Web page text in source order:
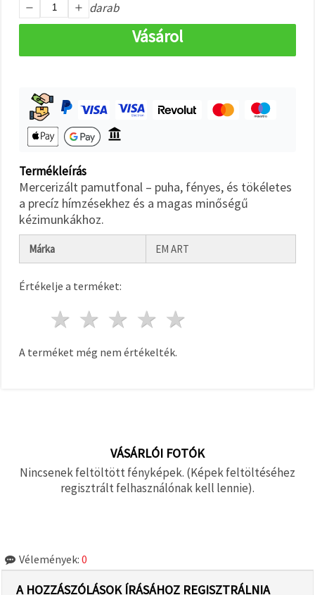
Fogadja
mindet
darab
Vásárol
Termékleírás
Mercerizált pamutfonal – puha, fényes, és tökéletes
a precíz hímzésekhez és a magas minőségű
kézimunkákhoz.
Márka EM ART
Értékelje a terméket:
4 csillagok
3 csillagok
2 csillagok
1 csillag
A terméket még nem értékelték.
VÁSÁRLÓI FOTÓK
Nincsenek feltöltött fényképek. (Képek feltöltéséhez
regisztrált felhasználónak kell lennie).
Vélemények: 0
A HOZZÁSZÓLÁSOK ÍRÁSÁHOZ REGISZTRÁLNIA